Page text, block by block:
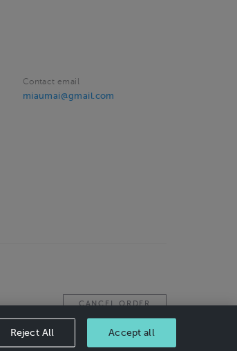
Contact email
miaumai@gmail.com
CANCEL ORDER
Reject All Accept all